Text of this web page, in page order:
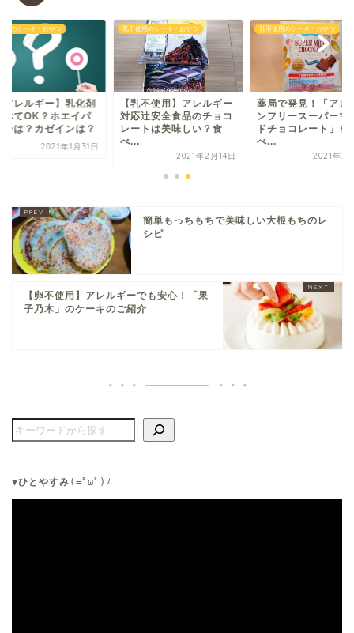
用のケーキ・おやつ
アレルギー】乳化剤
べてOK？ホエイパ
ーは？カゼインは？
2021年1月31日
乳不使用のケーキ・おやつ
【乳不使用】アレルギー
対応辻安全食品のチョコ
レートは美味しい？食
べ...
2021年2月14日
乳不使用のケーキ・おやつ
薬局で発見！「アレ
ンフリースーパーマ
ドチョコレート」を
べ...
2021年2
簡単もっちもちで美味しい大根もちのレ
シピ
【卵不使用】アレルギーでも安心！「果
子乃木」のケーキのご紹介
▼ひとやすみ (=ﾟωﾟ)ﾉ